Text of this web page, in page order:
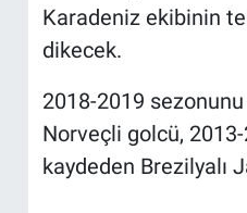
Karadeniz ekibinin
dikecek.
2018-2019
Norveçli golcü,
kaydeden Brezilyalı